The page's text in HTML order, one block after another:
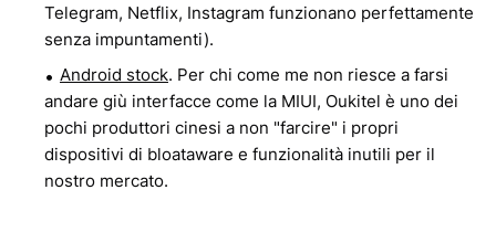
Telegram, Netflix, Instagram funzionano perfettamente
senza impuntamenti).
Android stock. Per chi come me non riesce a farsi
andare giù interfacce come la MIUI, Oukitel è uno dei
pochi produttori cinesi a non "farcire" i propri
dispositivi di bloataware e funzionalità inutili per il
nostro mercato.